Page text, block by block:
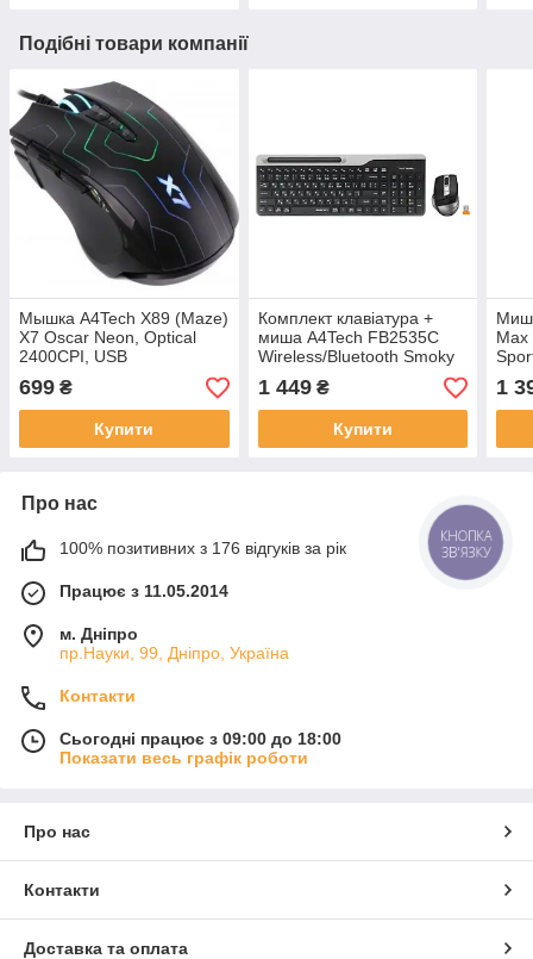
Подібні товари компанії
Мышка A4Tech X89 (Maze)
X7 Oscar Neon, Optical
2400CPI, USB
699 ₴
Купити
Комплект клавіатура +
миша A4Tech FB2535C
Wireless/Bluetooth Smoky
Grey
1 449₴
Купити
Max
1
Про нас
100% позитивних з 176 відгуків за рік
Працює з 11.05.2014
м. Дніпро
пр.Науки, 99, Дніпро, Україна
Контакти
Сьогодні працює з 09:00 до 18:00
Показати весь графік роботи
Про нас
Контакти
Доставка та оплата
КНОПКА
ЗВ'ЯЗКУ